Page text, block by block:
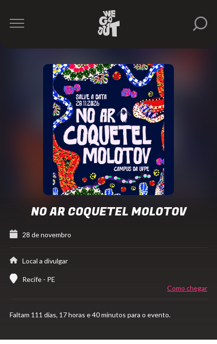
NO AR COQUETEL MOLOTOV
28 de novembro
Local a divulgar
Recife - PE
Como chegar
Faltam 111 dias, 17 horas e 40 minutos para o evento.